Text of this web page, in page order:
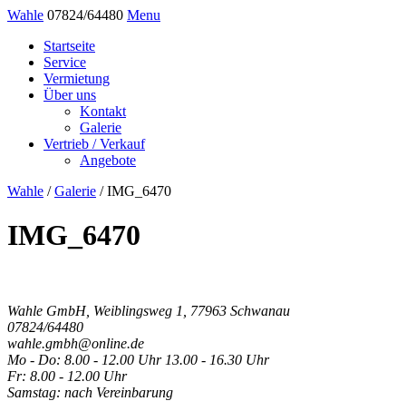
Wahle 07824/64480 Menu
Startseite
Service
Vermietung
Über uns
Kontakt
Galerie
Vertrieb / Verkauf
Angebote
Wahle /Galerie /IMG_6470
IMG_6470
Wahle GmbH, Weiblingsweg 1, 77963 Schwanau
07824/64480
wahle.gmbh@online.de
Mo - Do: 8.00 - 12.00 Uhr 13.00 - 16.30 Uhr
Fr: 8.00 - 12.00 Uhr
Samstag: nach Vereinbarung